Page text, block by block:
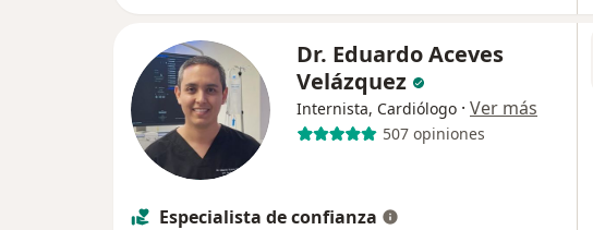
Dr. Eduardo Aceves
Velázquez
Internista, Cardiólogo · Ver más
507 opiniones
Especialista de confianza